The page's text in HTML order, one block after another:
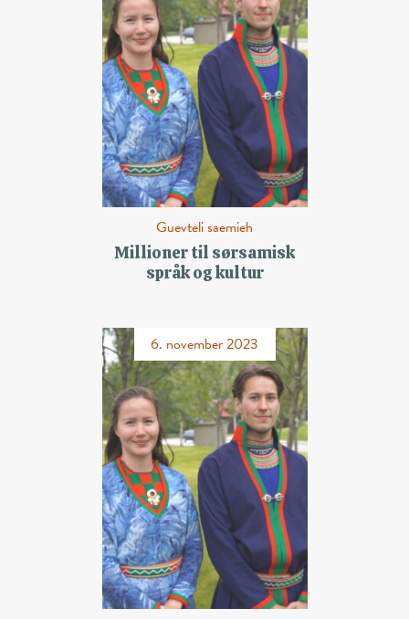
Guevteli saemieh
Millioner til sørsamisk
språk og kultur
6. november 2023